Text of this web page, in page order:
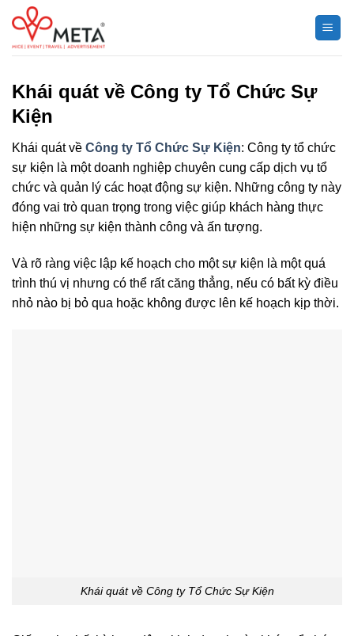
Chuyển
đến
nội
Khái quát về Công ty Tổ Chức Sự
Kiện
Khái quát về Công ty Tổ Chức Sự Kiện: Công ty tổ chức
sự kiện là một doanh nghiệp chuyên cung cấp dịch vụ tổ
chức và quản lý các hoạt động sự kiện. Những công ty này
đóng vai trò quan trọng trong việc giúp khách hàng thực
hiện những sự kiện thành công và ấn tượng.
Và rõ ràng việc lập kế hoạch cho một sự kiện là một quá
trình thú vị nhưng có thể rất căng thẳng, nếu có bất kỳ điều
nhỏ nào bị bỏ qua hoặc không được lên kế hoạch kịp thời.
Khái quát về Công ty Tổ Chức Sự Kiện